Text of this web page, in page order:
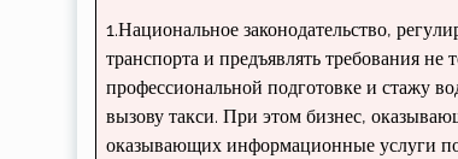
1.Национальное законодательство,
транс­порта и предъявлять требования
профессиональной подготовке и стажу
вызову такси. При этом биз­нес,
оказывающих информационные услуги по